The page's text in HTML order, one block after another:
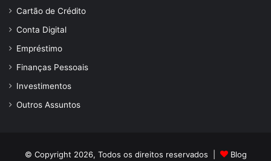
Cartão de Crédito
Conta Digital
Empréstimo
Finanças Pessoais
Investimentos
Outros Assuntos
© Copyright 2026, Todos os direitos reservados | Blog